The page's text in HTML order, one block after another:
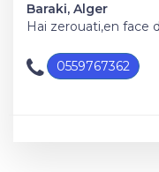
Baraki, Alger
Hai zerouati,en face
0559767362